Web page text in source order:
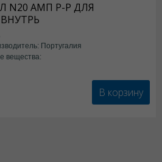
N20 АМП Р-Р ДЛЯ
Португалия
вещества:
В корзину